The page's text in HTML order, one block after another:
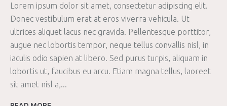
Lorem ipsum dolor sit amet, consectetur adipiscing elit.
Donec vestibulum erat at eros viverra vehicula. Ut
ultrices aliquet lacus nec gravida. Pellentesque porttitor,
augue nec lobortis tempor, neque tellus convallis nisl, in
iaculis odio sapien at libero. Sed purus turpis, aliquam in
lobortis ut, faucibus eu arcu. Etiam magna tellus, laoreet
sit amet nisl a,...